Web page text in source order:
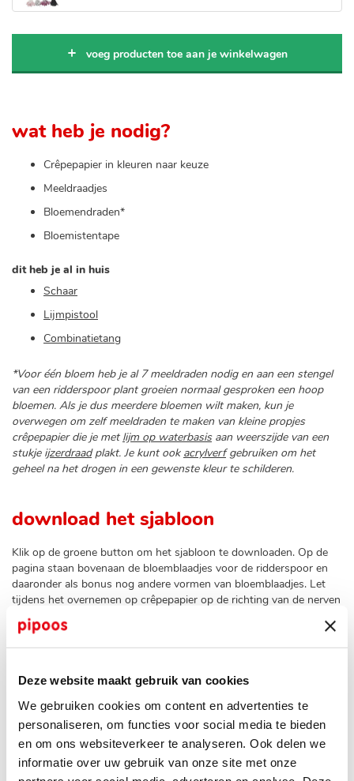
Deze website maakt gebruik van cookies
We gebruiken cookies om content en advertenties te
personaliseren, om functies voor social media te bieden
en om ons websiteverkeer te analyseren. Ook delen we
informatie over uw gebruik van onze site met onze
voeg producten toe aan je winkelwagen
wat heb je nodig?
Crêpepapier in kleuren naar keuze
Meeldraadjes
Bloemendraden*
Bloemistentape
dit heb je al in huis
Schaar
Lijmpistool
Combinatietang
*Voor één bloem heb je al 7 meeldraden nodig en aan een stengel
van een ridderspoor plant groeien normaal gesproken een hoop
bloemen. Als je dus meerdere bloemen wilt maken, kun je
overwegen om zelf meeldraden te maken van kleine propjes
crêpepapier die je met lijm op waterbasisaan weerszijde van een
stukje ijzerdraadplakt. Je kunt ook acrylverfgebruiken om het
geheel na het drogen in een gewenste kleur te schilderen.
download het sjabloon
Klik op de groene button om het sjabloon te downloaden. Op de
pagina staan bovenaan de bloemblaadjes voor de ridderspoor en
daaronder als bonus nog andere vormen van bloemblaadjes. Let
tijdens het overnemen op crêpepapier op de richting van de nerven
(staat aangegeven in het sjabloon), zodat je het papier in de juiste
richting uit kunt rekken.
download sjabloon bloemblaadjes
aan de slag